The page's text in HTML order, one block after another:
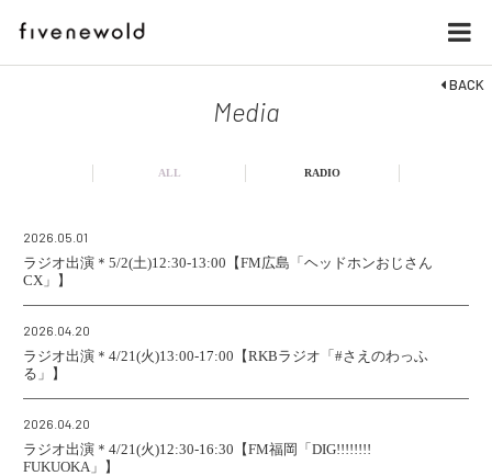
Media
BACK
ALL RADIO
2026.05.01
ラジオ出演＊5/2(土)12:30-13:00【FM広島「ヘッドホンおじさん
CX」】
2026.04.20
ラジオ出演＊4/21(火)13:00-17:00【RKBラジオ「#さえのわっふ
る」】
2026.04.20
ラジオ出演＊4/21(火)12:30-16:30【FM福岡「DIG!!!!!!!!
FUKUOKA」】